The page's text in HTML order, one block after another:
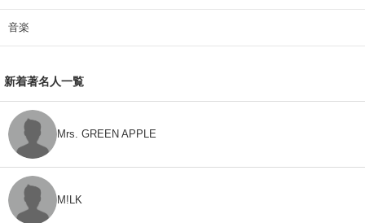
音楽
新着著名人一覧
Mrs. GREEN APPLE
M!LK